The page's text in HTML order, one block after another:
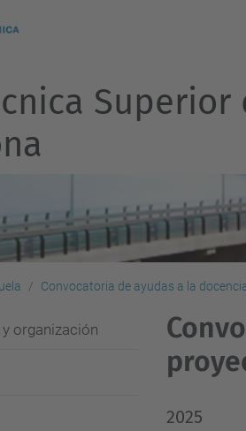
Convocatoria de ayudas a la
2025
organización